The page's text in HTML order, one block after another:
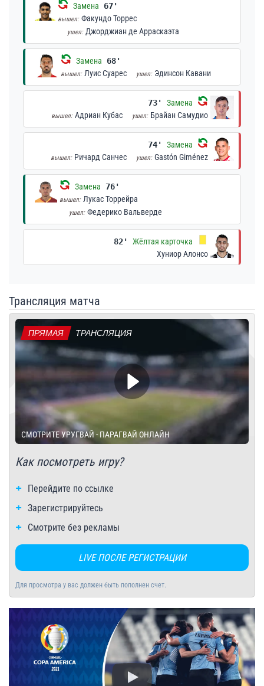
Замена 67'
вышел: Факундо Торрес
ушел: Джорджиан де Арраскаэта
Замена 68'
вышел: Луис Суарес ушел: Эдинсон Кавани
73' Замена
вышел: Адриан Кубас ушел: Брайан Самудио
74' Замена
вышел: Ричард Санчес ушел: Gastón Giménez
Замена 76'
вышел: Лукас Торрейра
ушел: Федерико Вальверде
82'
Жёлтая карточка
Хуниор Алонсо
Трансляция матча
ПРЯМАЯ ТРАНСЛЯЦИЯ
СМОТРИТЕ УРУГВАЙ - ПАРАГВАЙ ОНЛАЙН
Как посмотреть игру?
Перейдите по ссылке
Зарегистрируйтесь
Смотрите без рекламы
LIVE ПОСЛЕ РЕГИСТРАЦИИ
Для просмотра у вас должен быть пополнен счет.
Play